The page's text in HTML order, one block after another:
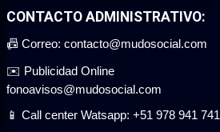
CONTACTO ADMINISTRATIVO:
📠 Correo: contacto@mudosocial.com
✉️ Publicidad Online
fonoavisos@mudosocial.com
📱 Call center Watsapp: +51 978 941 741